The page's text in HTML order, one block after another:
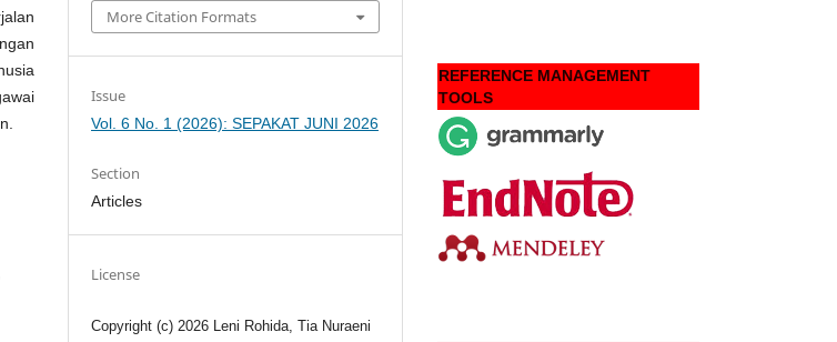
More Citation Formats
Issue
Vol. 6 No. 1 (2026): SEPAKAT JUNI 2026
Section
Articles
License
Copyright (c) 2026 Leni Rohida, Tia Nuraeni
REFERENCE MANAGEMENT
TOOLS